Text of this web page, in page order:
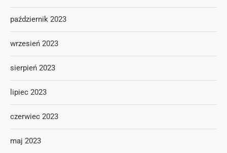
październik 2023
wrzesień 2023
sierpień 2023
lipiec 2023
czerwiec 2023
maj 2023